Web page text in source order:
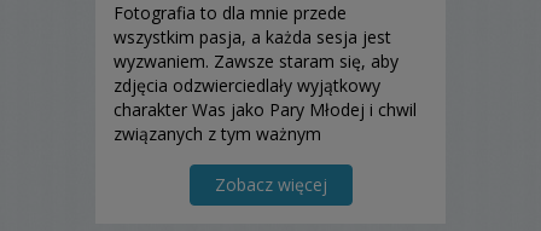
Fotografia to dla mnie przede
wszystkim pasja, a każda sesja jest
wyzwaniem. Zawsze staram się, aby
zdjęcia odzwierciedlały wyjątkowy
charakter Was jako Pary Młodej i chwil
związanych z tym ważnym
Zobacz więcej